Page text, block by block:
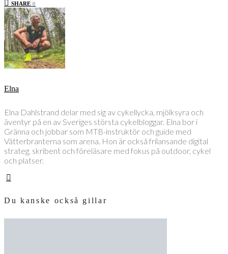
SHARE 0
Elna
Elna Dahlstrand delar med sig av cykellycka, mjölksyra och
äventyr på en av Sveriges största cykelbloggar. Elna bor i
Gränna och jobbar som MTB-instruktör och guide med
Vätterbranterna som arena. Hon är också frilansande digital
strateg, skribent och föreläsare med fokus på outdoor, cykel
och platser.
Du kanske också gillar